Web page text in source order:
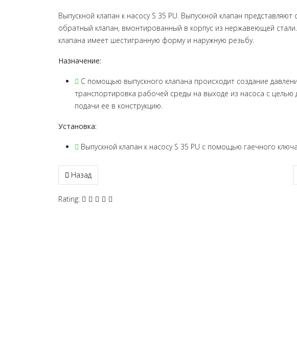
Выпускной клапан к насосу S 35 PU. Выпускной клапан представляют
обратный клапан, вмонтированный в корпус из нержавеющей
клапана имеет шестигранную форму и наружную резьбу.
Назначение:
С помощью выпускного клапана происходит создание
транспортировка рабочей среды на выходе из насоса с целью
подачи ее в конструкцию.
Установка:
Выпускной клапан к насосу S 35 PU с помощью гаечного
Предыдущий: Конектор
Назад
Rating: